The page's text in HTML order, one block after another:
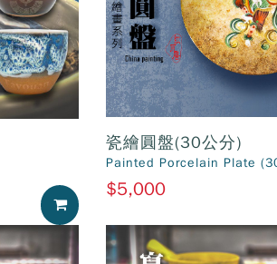
加入購物車
瓷繪圓盤(30公分)
Painted Porcelain Plate
$5,000